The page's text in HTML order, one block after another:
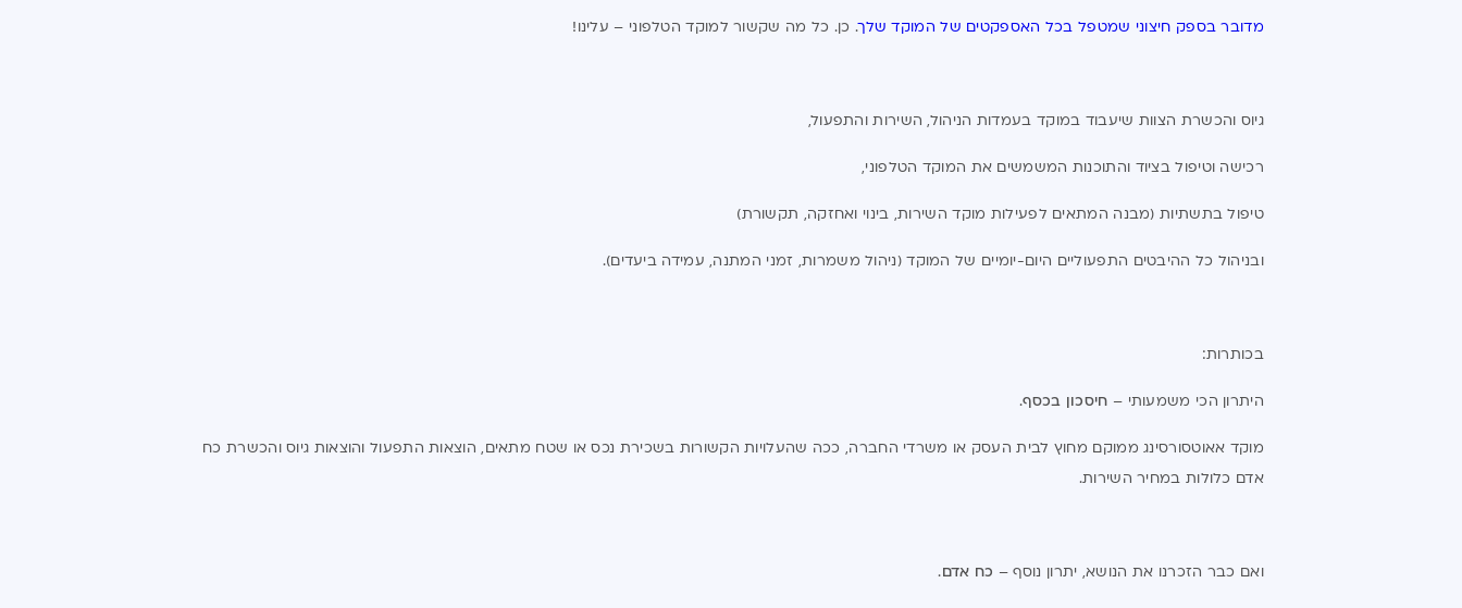
מדובר בספק חיצוני שמטפל בכל האספקטים של המוקד שלך. כן. כל מה שקשור למוקד הטלפוני – עלינו!
גיוס והכשרת הצוות שיעבוד במוקד בעמדות הניהול, השירות והתפעול,
רכישה וטיפול בציוד והתוכנות המשמשים את המוקד הטלפוני,
טיפול בתשתיות (מבנה המתאים לפעילות מוקד השירות, בינוי ואחזקה, תקשורת)
ובניהול כל ההיבטים התפעוליים היום-יומיים של המוקד (ניהול משמרות, זמני המתנה, עמידה ביעדים).
בכותרות:
היתרון הכי משמעותי – חיסכון בכסף.
מוקד אאוטסורסינג ממוקם מחוץ לבית העסק או משרדי החברה, ככה שהעלויות הקשורות בשכירת נכס או שטח מתאים, הוצאות התפעול והוצאות גיוס והכשרת כח
אדם כלולות במחיר השירות.
ואם כבר הזכרנו את הנושא, יתרון נוסף – כח אדם.